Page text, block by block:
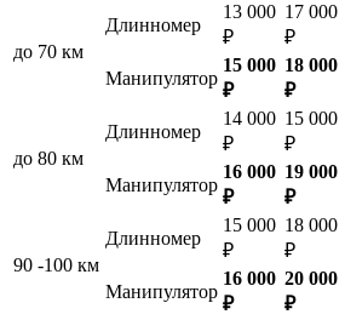
до 70 км
Длинномер
13 000
₽
17 000
₽
Манипулятор
15 000
₽
18 000
₽
до 80 км
Длинномер
14 000
₽
15 000
₽
Манипулятор
16 000
₽
19 000
₽
90 -100 км
Длинномер
15 000
₽
18 000
₽
Манипулятор
16 000
₽
20 000
₽